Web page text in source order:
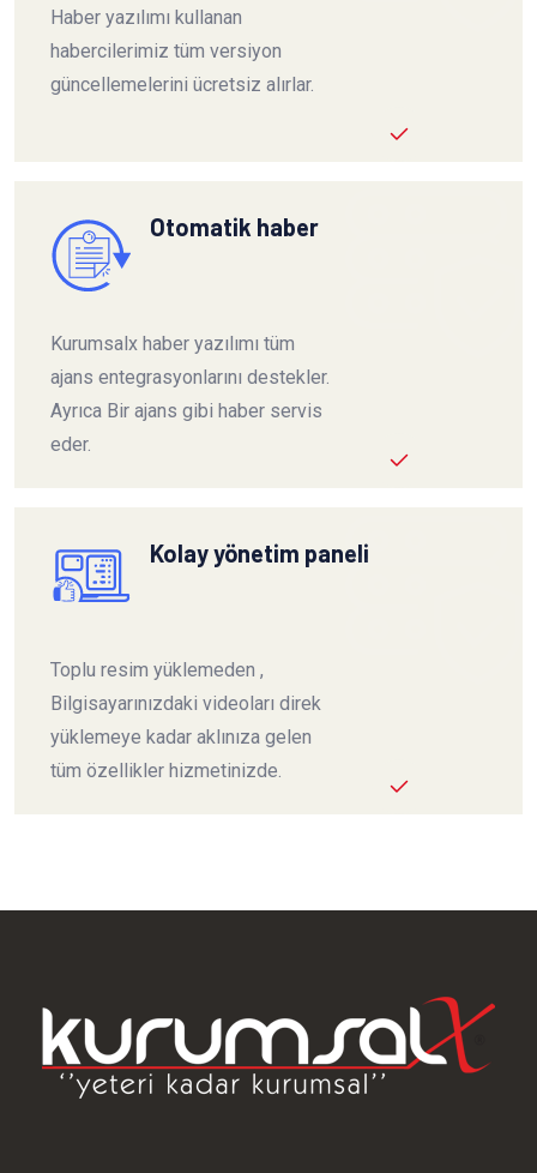
Haber yazılımı kullanan
habercilerimiz tüm versiyon
güncellemelerini ücretsiz alırlar.
Otomatik haber
Kurumsalx haber yazılımı tüm
ajans entegrasyonlarını destekler.
Ayrıca Bir ajans gibi haber servis
eder.
Kolay yönetim paneli
Toplu resim yüklemeden ,
Bilgisayarınızdaki videoları direk
yüklemeye kadar aklınıza gelen
tüm özellikler hizmetinizde.